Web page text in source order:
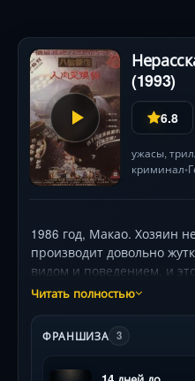
(1993)
6.8
ужасы,
криминал•
1986 год, Макао. Хозяин
производит довольно
видом и поведением, и
когда первое
убивающий, впрочем, не
Сначала он убил
Читать полностью
ФРАНШИЗА 3